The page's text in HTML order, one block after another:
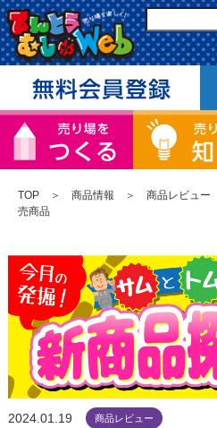
TOP ＞ 商品情報 ＞ 商品レビュー
売商品
2024.01.19 商品レビュー